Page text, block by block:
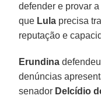
defender e provar
que Lula precisa
reputação e
Erundina
denúncias
senador Delcídio